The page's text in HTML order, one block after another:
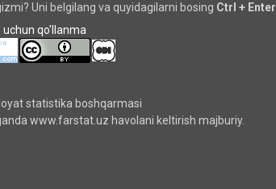
Uni belgilang va quyidagilarni bosing Ctrl + Enter
qo'llanma
statistika boshqarmasi
www.farstat.uz havolani keltirish majburiy.